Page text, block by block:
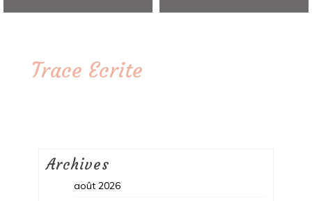
Trace Ecrite
Archives
août 2026